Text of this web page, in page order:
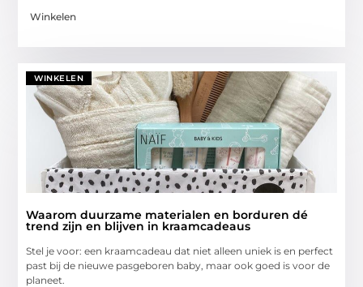
Winkelen
WINKELEN
Waarom duurzame materialen en borduren dé
trend zijn en blijven in kraamcadeaus
Stel je voor: een kraamcadeau dat niet alleen uniek is en perfect
past bij de nieuwe pasgeboren baby, maar ook goed is voor de
planeet.